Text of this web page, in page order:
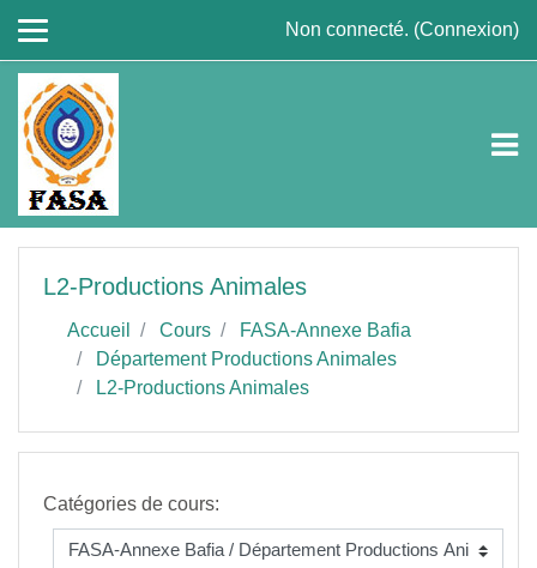
Non connecté. (Connexion)
L2-Productions Animales
Accueil Cours
FASA-Annexe Bafia
Département Productions Animales
L2-Productions Animales
Catégories de cours: